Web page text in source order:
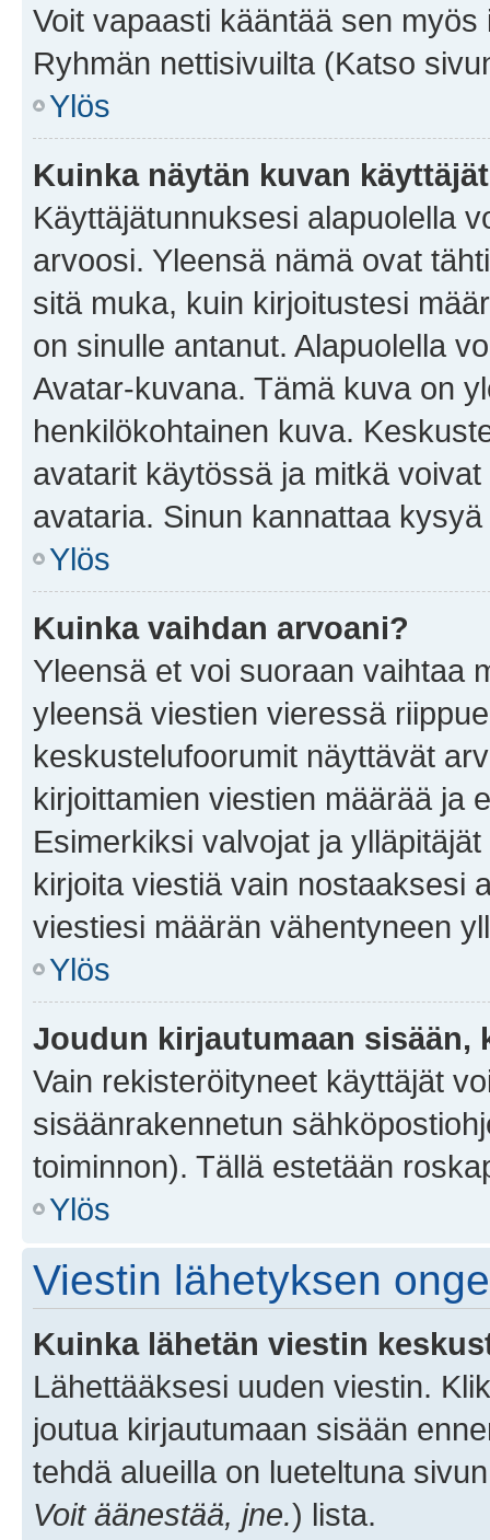
Voit vapaasti kääntää sen
Ryhmän nettisivuilta (Katso
Ylös
Kuinka näytän kuvan
Käyttäjätunnuksesi alapuolella
arvoosi. Yleensä nämä ovat
sitä muka, kuin kirjoitustesi
on sinulle antanut. Alapuolella
Avatar-kuvana. Tämä kuva on
henkilökohtainen kuva.
avatarit käytössä ja mitkä
avataria. Sinun kannattaa
Ylös
Kuinka vaihdan arvoani?
Yleensä et voi suoraan vaihtaa
yleensä viestien vieressä
keskustelufoorumit näyttävät
kirjoittamien viestien määrää ja
Esimerkiksi valvojat ja
kirjoita viestiä vain nostaaksesi
viestiesi määrän vähentyneen
Ylös
Joudun kirjautumaan sisään,
Vain rekisteröityneet käyttäjät
sisäänrakennetun
toiminnon). Tällä estetään
Ylös
Viestin lähetyksen
Kuinka lähetän viestin
Lähettääksesi uuden viestin.
joutua kirjautumaan sisään
tehdä alueilla on lueteltuna
Voit äänestää, jne.) lista.